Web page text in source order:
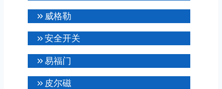
威格勒
安全开关
易福门
皮尔磁